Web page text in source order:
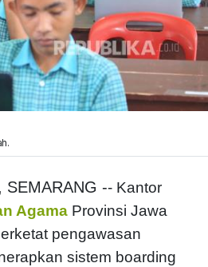
SEMARANG -- Kantor
Agama Provinsi Jawa
pengawasan
sistem boarding